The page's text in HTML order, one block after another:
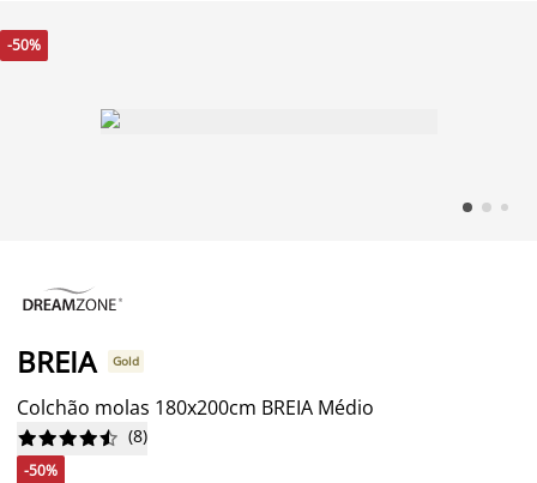
-50%
BREIA Gold
Colchão molas 180x200cm BREIA Médio





 (8)
-50%